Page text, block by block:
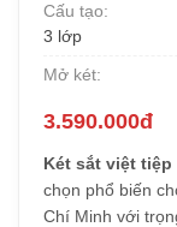
Cấu tạo:
3 lớp
Mở két:
3.590.000đ
Két sắt việt tiệp
chọn phổ biến
Chí Minh với